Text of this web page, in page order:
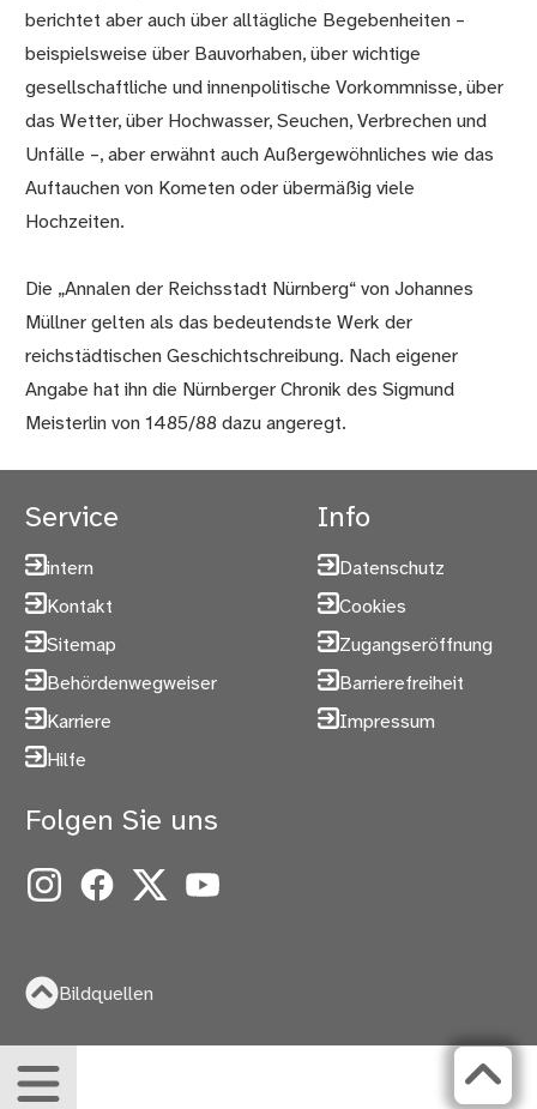
berichtet aber auch über alltägliche Begebenheiten –
beispielsweise über Bauvorhaben, über wichtige
gesellschaftliche und innenpolitische Vorkommnisse, über
das Wetter, über Hochwasser, Seuchen, Verbrechen und
Unfälle –, aber erwähnt auch Außergewöhnliches wie das
Auftauchen von Kometen oder übermäßig viele
Hochzeiten.
Die „Annalen der Reichsstadt Nürnberg“ von Johannes
Müllner gelten als das bedeutendste Werk der
reichstädtischen Geschichtschreibung. Nach eigener
Angabe hat ihn die Nürnberger Chronik des Sigmund
Meisterlin von 1485/88 dazu angeregt.
Service
intern
Kontakt
Sitemap
Behördenwegweiser
Karriere
Hilfe
Info
Datenschutz
Cookies
Zugangseröffnung
Barrierefreiheit
Impressum
Folgen Sie uns
InstagramFacebook
X YouTube
Bildquellen
Menü